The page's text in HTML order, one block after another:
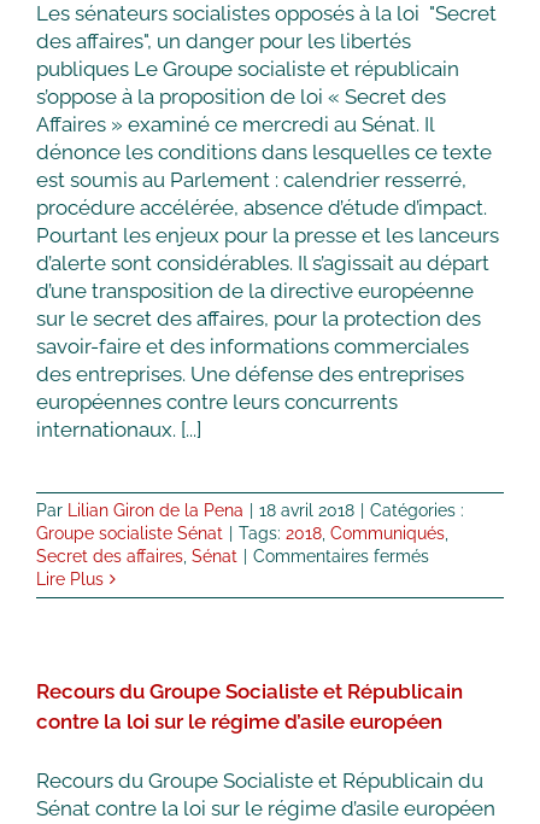
Les sénateurs socialistes opposés à la loi "Secret
des affaires", un danger pour les libertés
publiques Le Groupe socialiste et républicain
s’oppose à la proposition de loi « Secret des
Affaires » examiné ce mercredi au Sénat. Il
dénonce les conditions dans lesquelles ce texte
est soumis au Parlement : calendrier resserré,
procédure accélérée, absence d’étude d’impact.
Pourtant les enjeux pour la presse et les lanceurs
d’alerte sont considérables. Il s’agissait au départ
d’une transposition de la directive européenne
sur le secret des affaires, pour la protection des
savoir-faire et des informations commerciales
des entreprises. Une défense des entreprises
européennes contre leurs concurrents
internationaux. [...]
Par Lilian Giron de la Pena 18 avril 2018
Catégories :
Groupe socialiste Sénat
Tags: 2018, Communiqués,
Secret des affaires, Sénat Commentaires ferméssur
de
affaires », un
danger
libertés
publiques
Lire Plus
Recours du Groupe Socialiste et Républicain
contre la loi sur le régime d’asile européen
Recours du Groupe Socialiste et Républicain du
Sénat contre la loi sur le régime d’asile européen